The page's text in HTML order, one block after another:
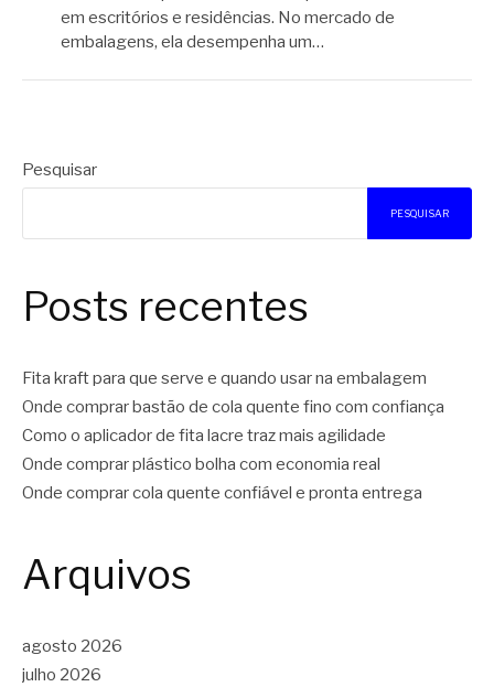
em escritórios e residências. No mercado de
embalagens, ela desempenha um…
Pesquisar
PESQUISAR
Posts recentes
Fita kraft para que serve e quando usar na embalagem
Onde comprar bastão de cola quente fino com confiança
Como o aplicador de fita lacre traz mais agilidade
Onde comprar plástico bolha com economia real
Onde comprar cola quente confiável e pronta entrega
Arquivos
agosto 2026
julho 2026